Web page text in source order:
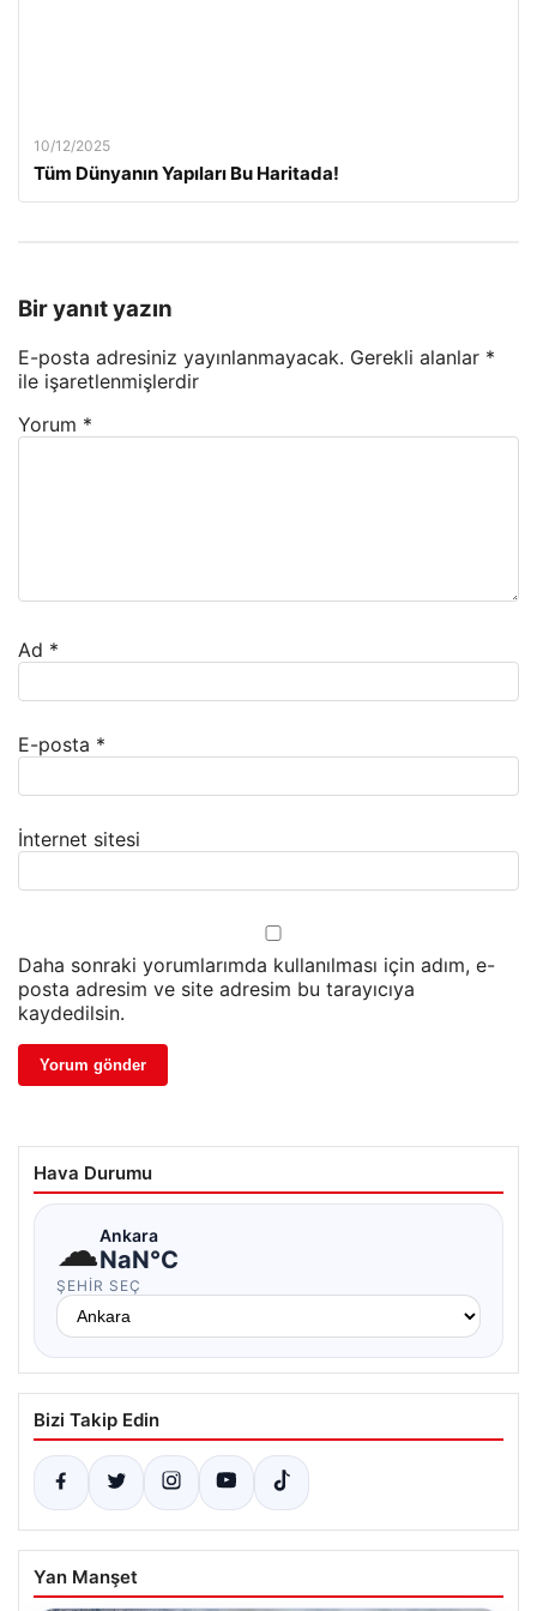
10/12/2025
Tüm Dünyanın Yapıları Bu Haritada!
Bir yanıt yazın
E-posta adresiniz yayınlanmayacak. Gerekli alanlar *
ile işaretlenmişlerdir
Yorum *
Ad *
E-posta *
İnternet sitesi
Daha sonraki yorumlarımda kullanılması için adım, e-
posta adresim ve site adresim bu tarayıcıya
kaydedilsin.
Hava Durumu
☁Ankara
NaN°C
ŞEHIR SEÇ
Bizi Takip Edin
Yan Manşet